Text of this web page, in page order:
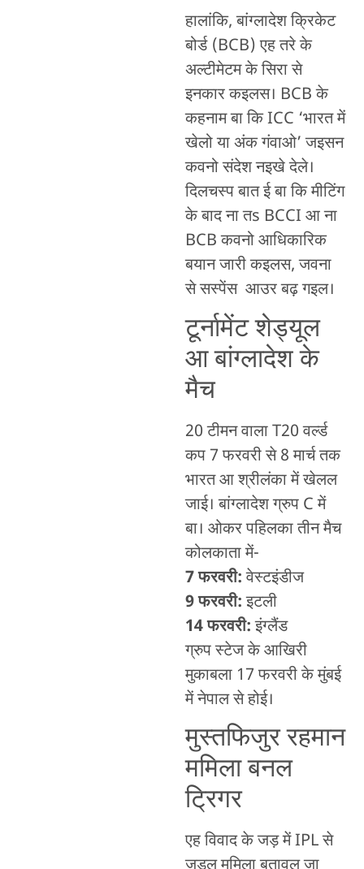
हालांकि, बांग्लादेश क्रिकेट
बोर्ड (BCB) एह तरे के
अल्टीमेटम के सिरा से
इनकार कइलस। BCB के
कहनाम बा कि ICC ‘भारत में
खेलो या अंक गंवाओ’ जइसन
कवनो संदेश नइखे देले।
दिलचस्प बात ई बा कि मीटिंग
के बाद ना तs BCCI आ ना
BCB कवनो आधिकारिक
बयान जारी कइलस, जवना
से सस्पेंस आउर बढ़ गइल।
टूर्नामेंट शेड्यूल
आ बांग्लादेश के
मैच
20 टीमन वाला T20 वर्ल्ड
कप 7 फरवरी से 8 मार्च तक
भारत आ श्रीलंका में खेलल
जाई। बांग्लादेश ग्रुप C में
बा। ओकर पहिलका तीन मैच
कोलकाता में-
7 फरवरी:वेस्टइंडीज
9 फरवरी:इटली
14 फरवरी:इंग्लैंड
ग्रुप स्टेज के आखिरी
मुकाबला 17 फरवरी के मुंबई
में नेपाल से होई।
मुस्तफिजुर रहमान
ममिला बनल
ट्रिगर
एह विवाद के जड़ में IPL से